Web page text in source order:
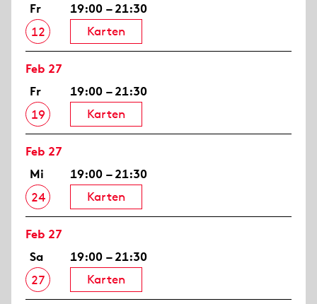
Fr
12
19:00 – 21:30
Karten
Feb 27
Fr
19
19:00 – 21:30
Karten
Feb 27
Mi
24
19:00 – 21:30
Karten
Feb 27
Sa
27
19:00 – 21:30
Karten